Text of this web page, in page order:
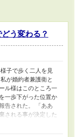
う変わる？
子で歩く二人を見
が婚約者兼護衛と
ル様はこのところ一
一歩下がった位置か
告された。 「ああ
される事が決定した
なんだ。
も護衛の任も突如